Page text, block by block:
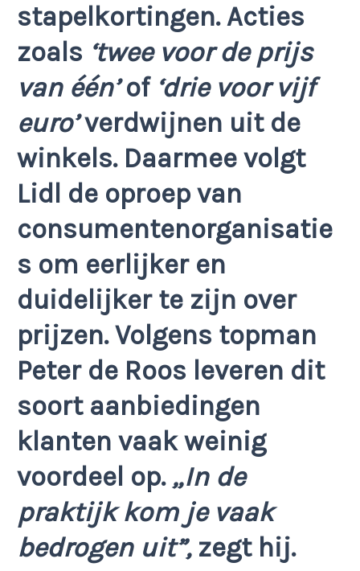
stapelkortingen. Acties
zoals ‘twee voor de prijs
van één’of‘drie voor vijf
euro’verdwijnen uit de
winkels. Daarmee volgt
Lidl de oproep van
consumentenorganisatie
s om eerlijker en
duidelijker te zijn over
prijzen. Volgens topman
Peter de Roos leveren dit
soort aanbiedingen
klanten vaak weinig
voordeel op. „In de
praktijk kom je vaak
bedrogen uit”,zegt hij.